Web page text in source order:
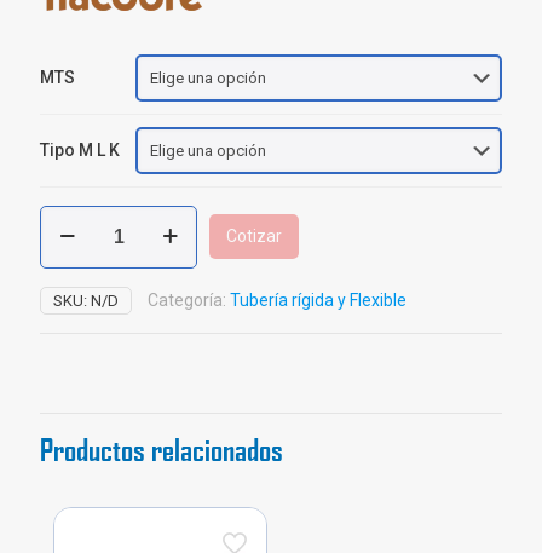
MTS
Tipo M L K
Tubería
Rígida
Cobre
Tipo
M
Nacobre
Cotizar
SKU: N/D Categoría: Tubería rígida y Flexible
Productos relacionados